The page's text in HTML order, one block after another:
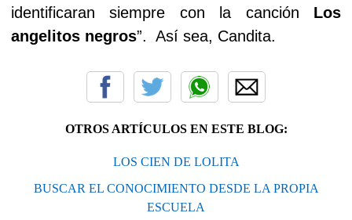
identificaran siempre con la canción Los
angelitos negros”. Así sea, Candita.
OTROS ARTÍCULOS EN ESTE BLOG:
LOS CIEN DE LOLITA
BUSCAR EL CONOCIMIENTO DESDE LA PROPIA
ESCUELA